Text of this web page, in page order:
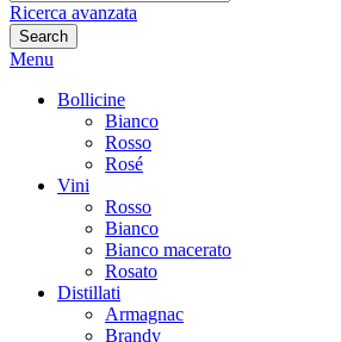
Ricerca avanzata
Search
Menu
Bollicine
Bianco
Rosso
Rosé
Vini
Rosso
Bianco
Bianco macerato
Rosato
Distillati
Armagnac
Brandy